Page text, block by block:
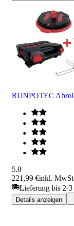
RUNPOTEC
5.0
221,99 €inkl.
Lieferung bis 2-3
Details anzeigen